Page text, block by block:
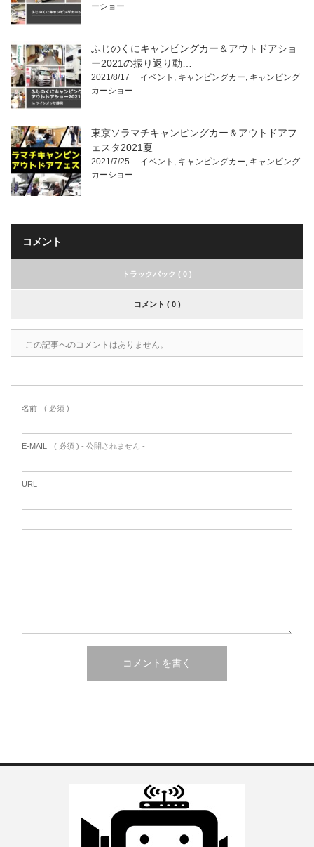
ーショー
ふじのくにキャンピングカー＆アウトドアショ
ー2021の振り返り動…
2021/8/17 イベント , キャンピングカー, キャンピング
カーショー
東京ソラマチキャンピングカー＆アウトドアフ
ェスタ2021夏
2021/7/25 イベント , キャンピングカー, キャンピング
カーショー
コメント
トラックバック ( 0 )
コメント ( 0 )
この記事へのコメントはありません。
名前 ( 必須 )
E-MAIL ( 必須 ) - 公開されません -
URL